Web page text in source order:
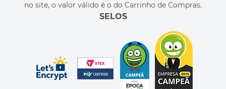
no site, o valor válido é o do Carrinho de Compras.
SELOS